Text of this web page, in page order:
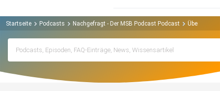
Startseite Podcasts Nachgefragt - Der MSB Podcast Podcast